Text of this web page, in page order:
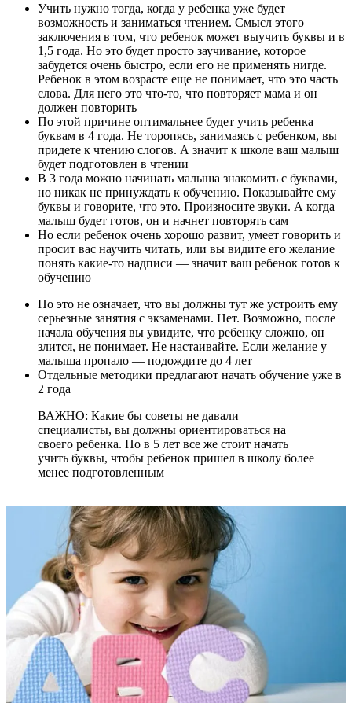
Учить нужно тогда, когда у ребенка уже будет
возможность и заниматься чтением. Смысл этого
заключения в том, что ребенок может выучить буквы и в
1,5 года. Но это будет просто заучивание, которое
забудется очень быстро, если его не применять нигде.
Ребенок в этом возрасте еще не понимает, что это часть
слова. Для него это что-то, что повторяет мама и он
должен повторить
По этой причине оптимальнее будет учить ребенка
буквам в 4 года. Не торопясь, занимаясь с ребенком, вы
придете к чтению слогов. А значит к школе ваш малыш
будет подготовлен в чтении
В 3 года можно начинать малыша знакомить с буквами,
но никак не принуждать к обучению. Показывайте ему
буквы и говорите, что это. Произносите звуки. А когда
малыш будет готов, он и начнет повторять сам
Но если ребенок очень хорошо развит, умеет говорить и
просит вас научить читать, или вы видите его желание
понять какие-то надписи — значит ваш ребенок готов к
обучению
Но это не означает, что вы должны тут же устроить ему
серьезные занятия с экзаменами. Нет. Возможно, после
начала обучения вы увидите, что ребенку сложно, он
злится, не понимает. Не настаивайте. Если желание у
малыша пропало — подождите до 4 лет
Отдельные методики предлагают начать обучение уже в
2 года
ВАЖНО: Какие бы советы не давали
специалисты, вы должны ориентироваться на
своего ребенка. Но в 5 лет все же стоит начать
учить буквы, чтобы ребенок пришел в школу более
менее подготовленным